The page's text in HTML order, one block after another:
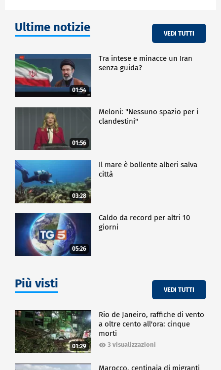
Ultime notizie VEDI TUTTI
01:54
Tra intese e minacce un Iran
senza guida?
01:56
Meloni: "Nessuno spazio per i
clandestini"
03:28
Il mare è bollente alberi salva
città
05:26
Caldo da record per altri 10
giorni
Più visti VEDI TUTTI
01:29
Rio de Janeiro, raffiche di vento
a oltre cento all'ora: cinque
morti
3 visualizzazioni
Marocco, centinaia di migranti